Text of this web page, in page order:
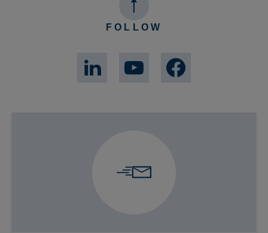
FOLLOW